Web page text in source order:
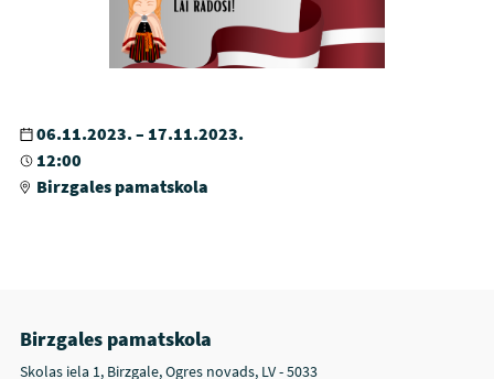
06.11.2023. – 17.11.2023.
12:00
Birzgales pamatskola
Birzgales pamatskola
Skolas iela 1, Birzgale, Ogres novads, LV - 5033